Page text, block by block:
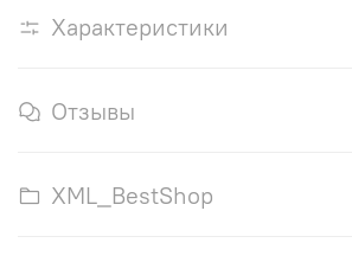
Характеристики
Отзывы
XML_BestShop